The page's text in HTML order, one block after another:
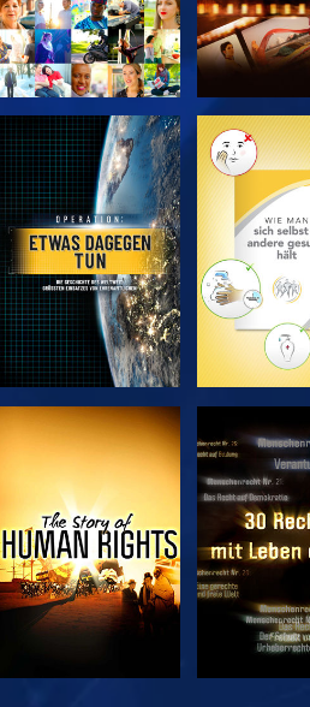
SERIE
ENTDECKEN
ANSEHEN